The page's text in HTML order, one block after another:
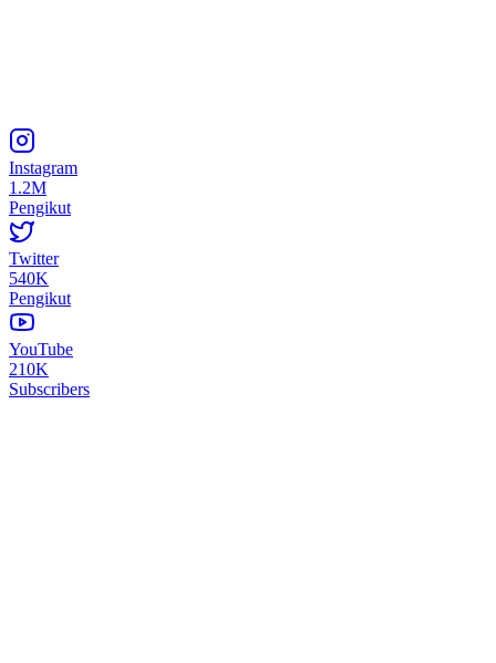
Instagram
1.2M
Pengikut
Twitter
540K
Pengikut
YouTube
210K
Subscribers